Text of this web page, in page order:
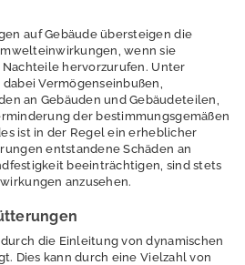
auf Gebäude übersteigen die
wenn sie
hervorzurufen. Unter
Vermögenseinbußen,
an Gebäuden und Gebäudeteilen,
der bestimmungsgemäßen
ist in der Regel ein erheblicher
entstandene Schäden an
beeinträchtigen, sind stets
anzusehen.
die Einleitung von dynamischen
Dies kann durch eine Vielzahl von